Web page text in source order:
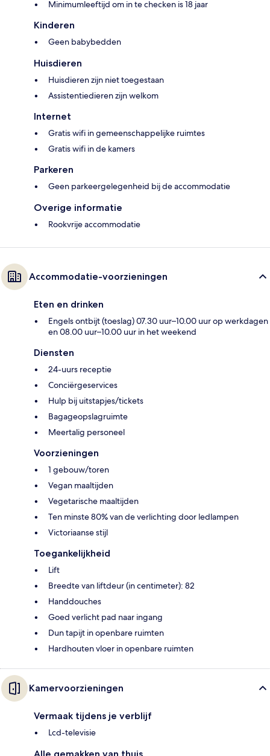
Minimumleeftijd om in te checken is 18 jaar
Kinderen
Geen babybedden
Huisdieren
Huisdieren zijn niet toegestaan
Assistentiedieren zijn welkom
Internet
Gratis wifi in gemeenschappelijke ruimtes
Gratis wifi in de kamers
Parkeren
Geen parkeergelegenheid bij de accommodatie
Overige informatie
Rookvrije accommodatie
Accommodatie-voorzieningen
Eten en drinken
Engels ontbijt (toeslag) 07.30 uur–10.00 uur op werkdagen
en 08.00 uur–10.00 uur in het weekend
Diensten
24-uurs receptie
Conciërgeservices
Hulp bij uitstapjes/tickets
Bagageopslagruimte
Meertalig personeel
Voorzieningen
1 gebouw/toren
Vegan maaltijden
Vegetarische maaltijden
Ten minste 80% van de verlichting door ledlampen
Victoriaanse stijl
Toegankelijkheid
Lift
Breedte van liftdeur (in centimeter): 82
Handdouches
Goed verlicht pad naar ingang
Dun tapijt in openbare ruimten
Hardhouten vloer in openbare ruimten
Kamervoorzieningen
Vermaak tijdens je verblijf
Lcd-televisie